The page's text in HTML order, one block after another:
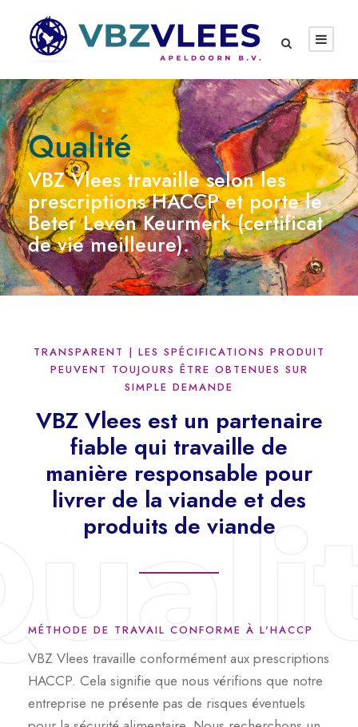
Qualité
VBZ Vlees travaille selon les
prescriptions HACCP et porte le
Beter Leven Keurmerk (certificat
de vie meilleure).
TRANSPARENT | LES SPÉCIFICATIONS PRODUIT
PEUVENT TOUJOURS ÊTRE OBTENUES SUR
SIMPLE DEMANDE
VBZ Vlees est un partenaire
fiable qui travaille de
manière responsable pour
livrer de la viande et des
produits de viande
MÉTHODE DE TRAVAIL CONFORME À L'HACCP
VBZ Vlees travaille conformément aux prescriptions
HACCP. Cela signifie que nous vérifions que notre
entreprise ne présente pas de risques éventuels